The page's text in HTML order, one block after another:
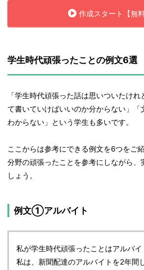
作成スタート【無料
学生時代頑張ったことの例文6選
「学生時代頑張った話は思いついたけ
て書いていけばいいのか分からない」「
わからない」という学生も多いです。
ここからは参考にできる例文を6つをご
分野の頑張ったことを参考にしながら、
しょう。
例文①アルバイト
私が学生時代頑張ったことはアルバイ
私は、新聞配達のアルバイトを2年間